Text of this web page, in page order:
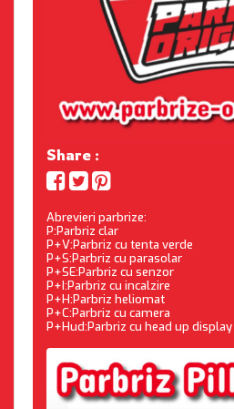
Share :
Abrevieri parbrize:
P:Parbriz clar
P+V:Parbriz cu tenta verde
P+S:Parbriz cu parasolar
P+SE:Parbriz cu senzor
P+I:Parbriz cu incalzire
P+H:Parbriz heliomat
P+C:Parbriz cu camera
P+Hud:Parbriz cu head up display